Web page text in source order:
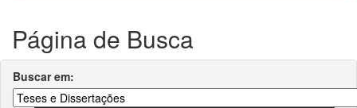
Página de Busca
Buscar em: